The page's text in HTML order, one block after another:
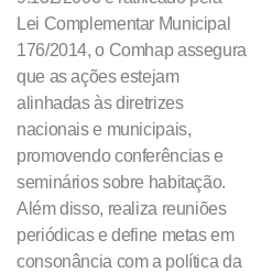
Lei Complementar Municipal
176/2014, o Comhap assegura
que as ações estejam
alinhadas às diretrizes
nacionais e municipais,
promovendo conferências e
seminários sobre habitação.
Além disso, realiza reuniões
periódicas e define metas em
consonância com a política da